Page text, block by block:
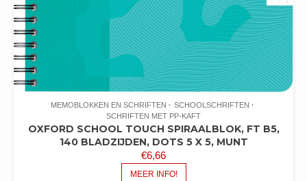
MEMOBLOKKEN EN SCHRIFTEN
SCHOOLSCHRIFTEN
SCHRIFTEN MET PP-KAFT
OXFORD SCHOOL TOUCH SPIRAALBLOK, FT B5,
140 BLADZIJDEN, DOTS 5 X 5, MUNT
€6,66
MEER INFO!